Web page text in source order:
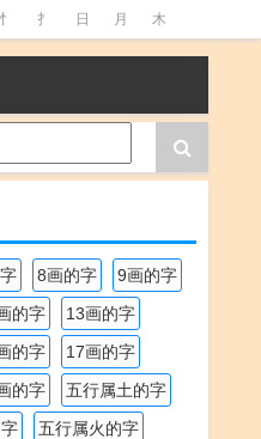
忄 扌 日 月 木
艹 虫 言 足
8画的字
9画的字
的字
13画的字
的字
17画的字
的字
五行属土的字
五行属火的字